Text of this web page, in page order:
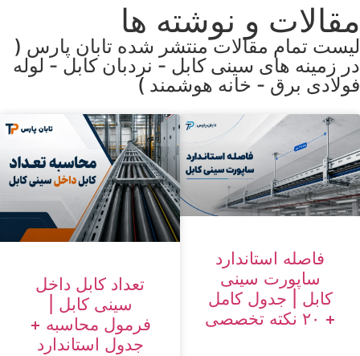
مقالات و نوشته ها
لیست تمام مقالات منتشر شده تابان پارس (
در زمینه های سینی کابل - نردبان کابل - لوله
فولادی برق - خانه هوشمند )
فاصله استاندارد
ساپورت سینی
کابل | جدول کامل
+ ۲۰ نکته تخصصی
تعداد کابل داخل
سینی کابل |
فرمول محاسبه +
جدول استاندارد